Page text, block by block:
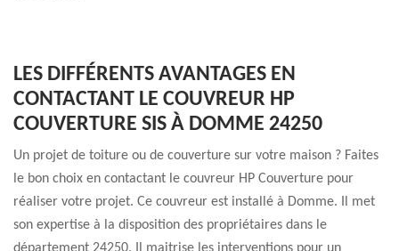
LES DIFFÉRENTS AVANTAGES EN
CONTACTANT LE COUVREUR HP
COUVERTURE SIS À DOMME 24250
Un projet de toiture ou de couverture sur votre maison ? Faites
le bon choix en contactant le couvreur HP Couverture pour
réaliser votre projet. Ce couvreur est installé à Domme. Il met
son expertise à la disposition des propriétaires dans le